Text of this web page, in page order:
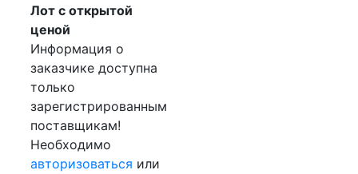
Лот с открытой
ценой
Информация о
заказчике доступна
только
зарегистрированным
поставщикам!
Необходимо
авторизоваться или